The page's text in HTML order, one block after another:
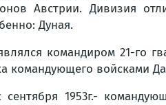
Австрии. Дивизия
Дуная.
командиром 21-го
командующего войсками
1953г.-